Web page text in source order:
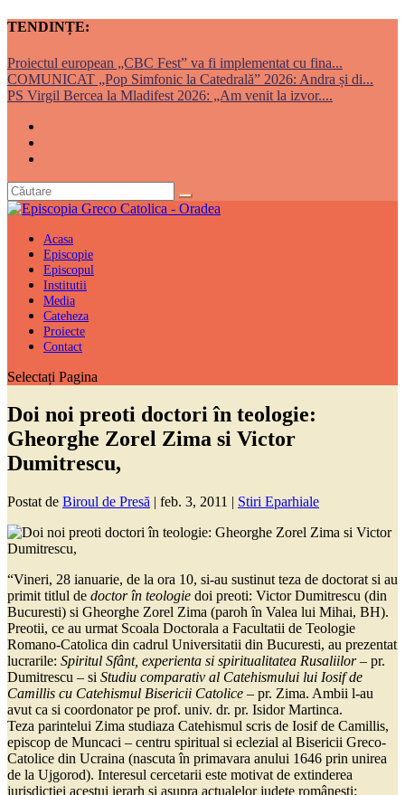
TENDINȚE:
Proiectul european „CBC Fest” va fi implementat cu fina...
COMUNICAT „Pop Simfonic la Catedrală” 2026: Andra și di...
PS Virgil Bercea la Mladifest 2026: „Am venit la izvor....
Acasa
Episcopie
Episcopul
Institutii
Media
Cateheza
Proiecte
Contact
Selectați Pagina
Doi noi preoti doctori în teologie:
Gheorghe Zorel Zima si Victor
Dumitrescu,
Postat de Biroul de Presă | feb. 3, 2011 | Stiri Eparhiale
“Vineri, 28 ianuarie, de la ora 10, si-au sustinut teza de doctorat si au
primit titlul de doctor în teologie doi preoti: Victor Dumitrescu (din
Bucuresti) si Gheorghe Zorel Zima (paroh în Valea lui Mihai, BH).
Preotii, ce au urmat Scoala Doctorala a Facultatii de Teologie
Romano-Catolica din cadrul Universitatii din Bucuresti, au prezentat
lucrarile: Spiritul Sfânt, experienta si spiritualitatea Rusaliilor– pr.
Dumitrescu – si Studiu comparativ al Catehismului lui Iosif de
Camillis cu Catehismul Bisericii Catolice – pr. Zima. Ambii l-au
avut ca si coordonator pe prof. univ. dr. pr. Isidor Martinca.
Teza parintelui Zima studiaza Catehismul scris de Iosif de Camillis,
episcop de Muncaci – centru spiritual si eclezial al Bisericii Greco-
Catolice din Ucraina (nascuta în primavara anului 1646 prin unirea
de la Ujgorod). Interesul cercetarii este motivat de extinderea
jurisdictiei acestui ierarh si asupra actualelor judete românesti: